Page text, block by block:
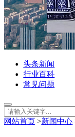
头条新闻
行业百科
常见问题
网站首页 >新闻中心